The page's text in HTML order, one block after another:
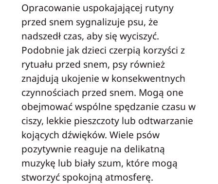
Opracowanie uspokajającej rutyny
przed snem sygnalizuje psu, że
nadszedł czas, aby się wyciszyć.
Podobnie jak dzieci czerpią korzyści z
rytuału przed snem, psy również
znajdują ukojenie w konsekwentnych
czynnościach przed snem. Mogą one
obejmować wspólne spędzanie czasu w
ciszy, lekkie pieszczoty lub odtwarzanie
kojących dźwięków. Wiele psów
pozytywnie reaguje na delikatną
muzykę lub biały szum, które mogą
stworzyć spokojną atmosferę.